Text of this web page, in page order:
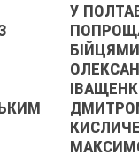
У ПОЛТАВІ
ПОПРОЩАЛИСЯ ІЗ
БІЙЦЯМИ
ОЛЕКСАНДРОМ
ІВАЩЕНКОМ,
ДМИТРОМ
КИСЛИЧЕНКОМ ТА
МАКСИМОМ